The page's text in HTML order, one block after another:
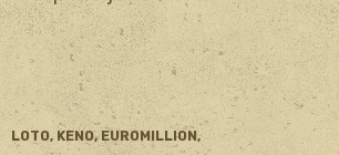
LOTO, KENO, EUROMILLION,